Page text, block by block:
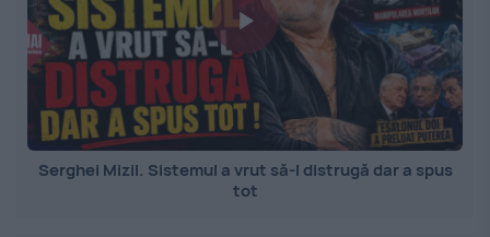
Serghei Mizil. Sistemul a vrut să-l distrugă dar a spus
tot